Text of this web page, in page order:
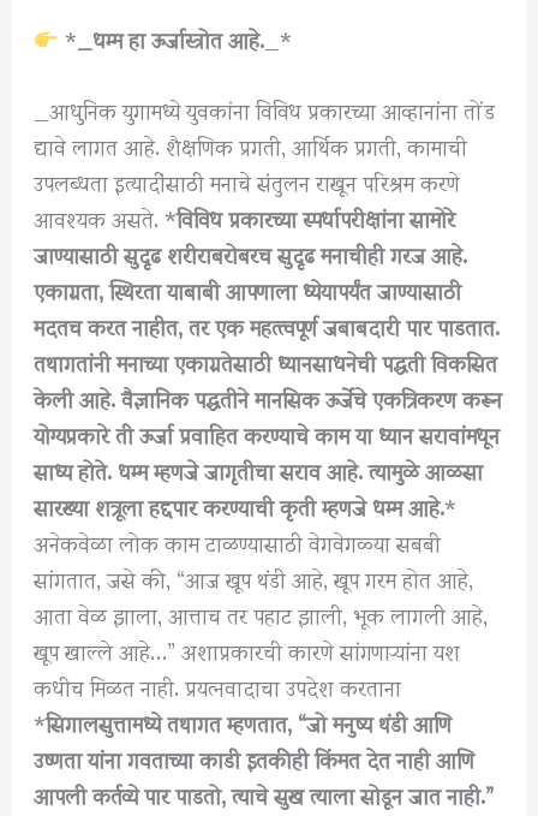
*_धम्म हा ऊर्जास्त्रोत आहे._*
_आधुनिक युगामध्ये युवकांना विविध प्रकारच्या आव्हानांना तोंड
द्यावे लागत आहे. शैक्षणिक प्रगती, आर्थिक प्रगती, कामाची
उपलब्धता इत्यादींसाठी मनाचे संतुलन राखून परिश्रम करणे
आवश्यक असते. *विविध प्रकारच्या स्पर्धापरीक्षांना सामोरे
जाण्यासाठी सुदृढ शरीराबरोबरच सुदृढ मनाचीही गरज आहे.
एकाग्रता, स्थिरता याबाबी आपणाला ध्येयापर्यंत जाण्यासाठी
मदतच करत नाहीत, तर एक महत्त्वपूर्ण जबाबदारी पार पाडतात.
तथागतांनी मनाच्या एकाग्रतेसाठी ध्यानसाधनेची पद्धती विकसित
केली आहे. वैज्ञानिक पद्धतीने मानसिक ऊर्जेचे एकत्रिकरण करून
योग्यप्रकारे ती ऊर्जा प्रवाहित करण्याचे काम या ध्यान सरावांमधून
साध्य होते. धम्म म्हणजे जागृतीचा सराव आहे. त्यामुळे आळसा
सारख्या शत्रूला हद्दपार करण्याची कृती म्हणजे धम्म आहे.*
अनेकवेळा लोक काम टाळण्यासाठी वेगवेगळ्या सबबी
सांगतात, जसे की, “आज खूप थंडी आहे, खूप गरम होत आहे,
आता वेळ झाला, आत्ताच तर पहाट झाली, भूक लागली आहे,
खूप खाल्ले आहे…” अशाप्रकारची कारणे सांगणाऱ्यांना यश
कधीच मिळत नाही. प्रयत्नवादाचा उपदेश करताना
*सिगालसुत्तामध्ये तथागत म्हणतात, “जो मनुष्य थंडी आणि
उष्णता यांना गवताच्या काडी इतकीही किंमत देत नाही आणि
आपली कर्तव्ये पार पाडतो, त्याचे सुख त्याला सोडून जात नाही.”